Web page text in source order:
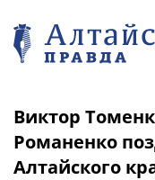
Виктор
Романенко
Алтайского